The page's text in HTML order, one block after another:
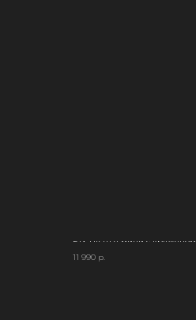
F.IX Платье мини с кружевом
11 990 р.